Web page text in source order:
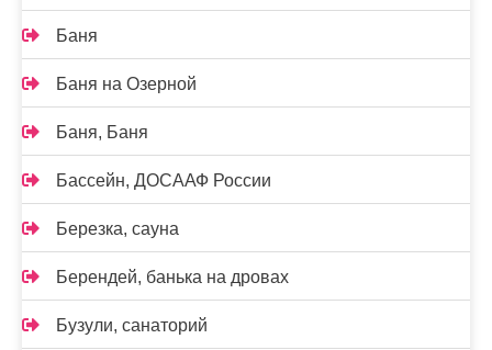
Баня
Баня на Озерной
Баня, Баня
Бассейн, ДОСААФ России
Березка, сауна
Берендей, банька на дровах
Бузули, санаторий